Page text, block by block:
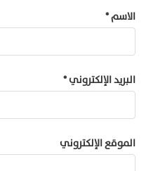
الاسم*
البريد الإلكتروني*
الموقع الإلكتروني